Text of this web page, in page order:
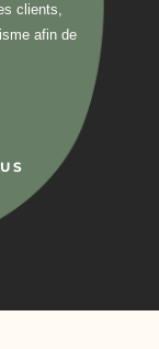
clients,
afin de